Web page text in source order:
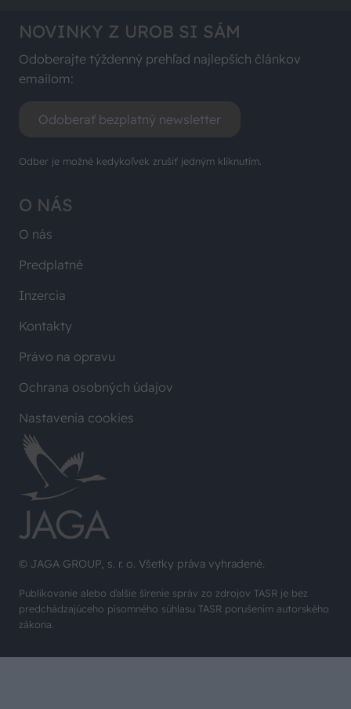
© JAGA GROUP, s. r. o. Všetky práva vyhradené.
Publikovanie alebo ďalšie šírenie správ zo zdrojov TASR je bez
predchádzajúceho písomného súhlasu TASR porušením autorského
zákona.
O NÁS
O nás
Predplatné
Inzercia
Kontakty
Právo na opravu
Ochrana osobných údajov
Nastavenia cookies
NOVINKY Z UROB SI SÁM
Odoberajte týždenný prehľad najlepších článkov
emailom:
Odoberať bezplatný newsletter
Odber je možné kedykoľvek zrušiť jedným kliknutím.